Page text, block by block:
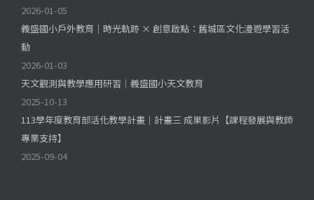
2026-01-05
義盛國小戶外教育｜時光軌跡 × 創意啟點：舊城區文化漫遊學習活
動
2026-01-03
天文觀測與教學應用研習｜義盛國小天文教育
2025-10-13
113學年度教育部活化教學計畫｜計畫三 成果影片【課程發展與教師
專業支持】
2025-09-04